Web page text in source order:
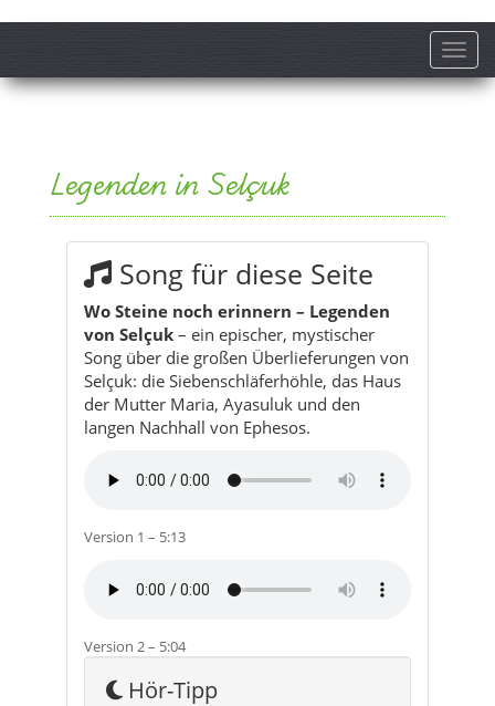
Legenden in Selçuk
Wo Steine noch erinnern – Legenden
von Selçuk– ein epischer, mystischer
Song über die großen Überlieferungen von
Selçuk: die Siebenschläferhöhle, das Haus
der Mutter Maria, Ayasuluk und den
langen Nachhall von Ephesos.
Version 1 – 5:13
Version 2 – 5:04
Morgenstunden – etwa vor einem
Besuch der
auf dem Weg zum